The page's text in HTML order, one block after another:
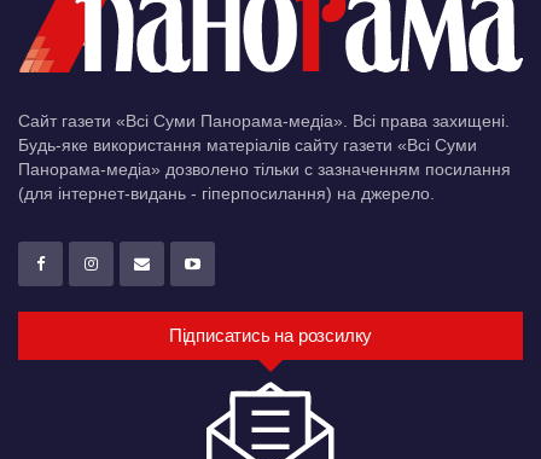
Сайт газети «Всі Суми Панорама-медіа». Всі права захищені.
Будь-яке використання матеріалів сайту газети «Всі Суми
Панорама-медіа» дозволено тільки c зазначенням посилання
(для інтернет-видань - гіперпосилання) на джерело.
Підписатись на розсилку